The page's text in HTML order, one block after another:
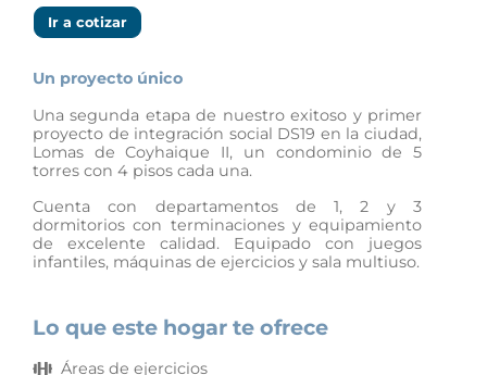
Ir a cotizar
Un proyecto único
Una segunda etapa de nuestro exitoso y primer
proyecto de integración social DS19 en la ciudad,
Lomas de Coyhaique II, un condominio de 5
torres con 4 pisos cada una.
Cuenta con departamentos de 1, 2 y 3
dormitorios con terminaciones y equipamiento
de excelente calidad. Equipado con juegos
infantiles, máquinas de ejercicios y sala multiuso.
Lo que este hogar te ofrece
Áreas de ejercicios